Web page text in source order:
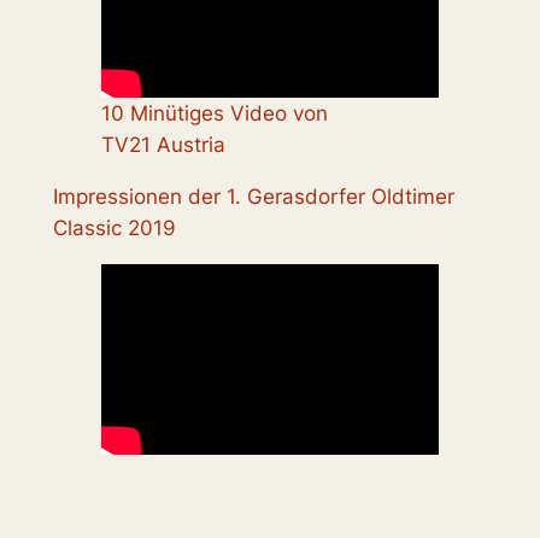
10 Minütiges Video von
TV21 Austria
Impressionen der 1. Gerasdorfer Oldtimer
Classic 2019